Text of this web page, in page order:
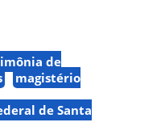
de
magistério
de Santa